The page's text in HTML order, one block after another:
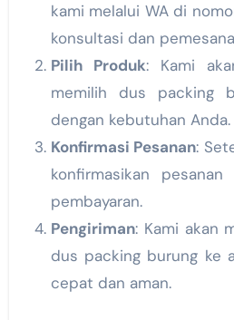
kami melalui WA di
konsultasi dan
Pilih Produk: Kami
memilih dus packing
dengan kebutuhan Anda.
Konfirmasi Pesanan:
konfirmasikan
pembayaran.
Pengiriman: Kami akan
dus packing burung ke
cepat dan aman.